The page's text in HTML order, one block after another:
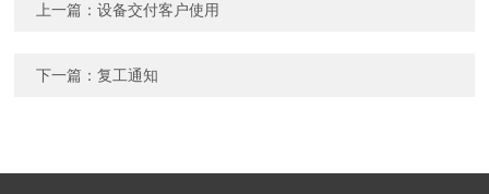
上一篇：设备交付客户使用
下一篇：复工通知